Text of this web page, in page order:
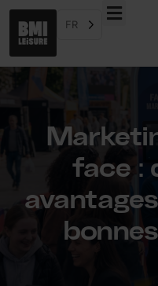
FR
face :